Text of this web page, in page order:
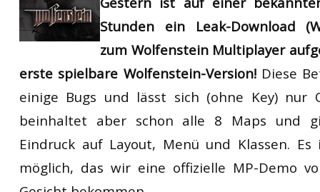
ET:QW Movies
DB Misc
DB Movies
Wolfenstein Movies
ET Scene
ET:QW Scene
DB Scene
General News
Game News
Game Movies
Stunden ein Leak-Download
zum Wolfenstein Multiplayer
erste spielbare Wolfenstein-Version!Diese
einige Bugs und lässt sich (ohne Key) nur
beinhaltet aber schon alle 8 Maps und
Eindruck auf Layout, Menü und Klassen.
möglich, das wir eine offizielle MP-Demo